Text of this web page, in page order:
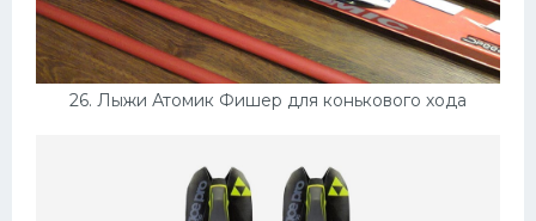
26. Лыжи Атомик Фишер для конькового хода